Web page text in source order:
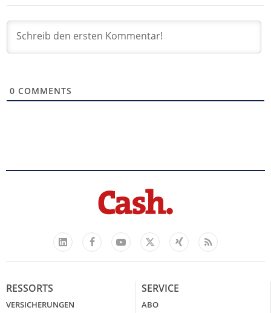
0 COMMENTS
LinkedIn
FacebookYouTube
X
Xing Feed
RESSORTS
VERSICHERUNGEN
SERVICE
ABO